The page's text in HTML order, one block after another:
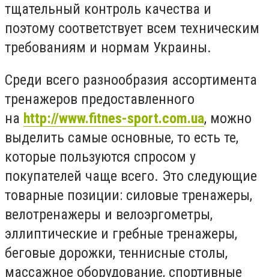
тщательный контроль качества и
поэтому соответствует всем техническим
требованиям и нормам Украины.
Среди всего разнообразия ассортимента
тренажеров предоставленного
на http://www.fitnes-sport.com.ua, можно
выделить самые основные, то есть те,
которые пользуются спросом у
покупателей чаще всего. Это следующие
товарные позиции: силовые тренажеры,
велотренажеры и велоэргометры,
эллиптические и гребные тренажеры,
беговые дорожки, теннисные столы,
массажное оборудование, спортивные